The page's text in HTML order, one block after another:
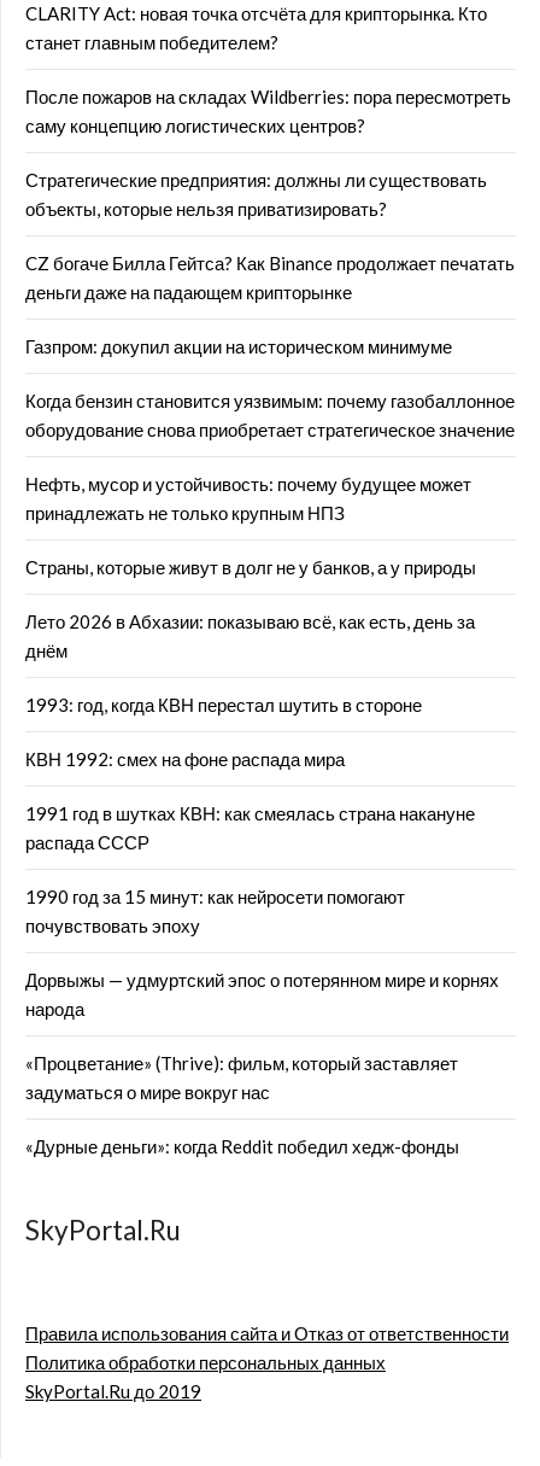
CLARITY Act: новая точка отсчёта для крипторынка. Кто
станет главным победителем?
После пожаров на складах Wildberries: пора пересмотреть
саму концепцию логистических центров?
Стратегические предприятия: должны ли существовать
объекты, которые нельзя приватизировать?
CZ богаче Билла Гейтса? Как Binance продолжает печатать
деньги даже на падающем крипторынке
Газпром: докупил акции на историческом минимуме
Когда бензин становится уязвимым: почему газобаллонное
оборудование снова приобретает стратегическое значение
Нефть, мусор и устойчивость: почему будущее может
принадлежать не только крупным НПЗ
Страны, которые живут в долг не у банков, а у природы
Лето 2026 в Абхазии: показываю всё, как есть, день за
днём
1993: год, когда КВН перестал шутить в стороне
КВН 1992: смех на фоне распада мира
1991 год в шутках КВН: как смеялась страна накануне
распада СССР
1990 год за 15 минут: как нейросети помогают
почувствовать эпоху
Дорвыжы — удмуртский эпос о потерянном мире и корнях
народа
«Процветание» (Thrive): фильм, который заставляет
задуматься о мире вокруг нас
«Дурные деньги»: когда Reddit победил хедж-фонды
SkyPortal.Ru
Правила использования сайта и Отказ от ответственности
Политика обработки персональных данных
SkyPortal.Ru до 2019